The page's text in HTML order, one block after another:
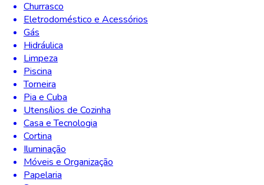
Churrasco
Eletrodoméstico e Acessórios
Gás
Hidráulica
Limpeza
Piscina
Torneira
Pia e Cuba
Utensílios de Cozinha
Casa e Tecnologia
Cortina
Iluminação
Móveis e Organização
Papelaria